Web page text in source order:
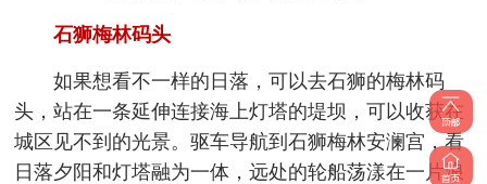
石狮梅林码头
如果想看不一样的日落，可以去石狮的梅林码
头，站在一条延伸连接海上灯塔的堤坝，可以收获在
城区见不到的光景。驱车导航到石狮梅林安澜宫，看
日落夕阳和灯塔融为一体，远处的轮船荡漾在一片浪